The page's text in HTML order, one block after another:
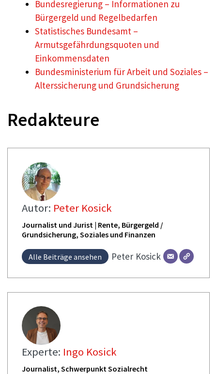
Bundesregierung – Informationen zu
Bürgergeld und Regelbedarfen
Statistisches Bundesamt –
Armutsgefährdungsquoten und
Einkommensdaten
Bundesministerium für Arbeit und Soziales –
Alterssicherung und Grundsicherung
Redakteure
Autor: Peter Kosick
Journalist und Jurist | Rente, Bürgergeld /
Grundsicherung, Soziales und Finanzen
Alle Beiträge ansehen Peter Kosick
Experte: Ingo Kosick
Journalist, Schwerpunkt Sozialrecht